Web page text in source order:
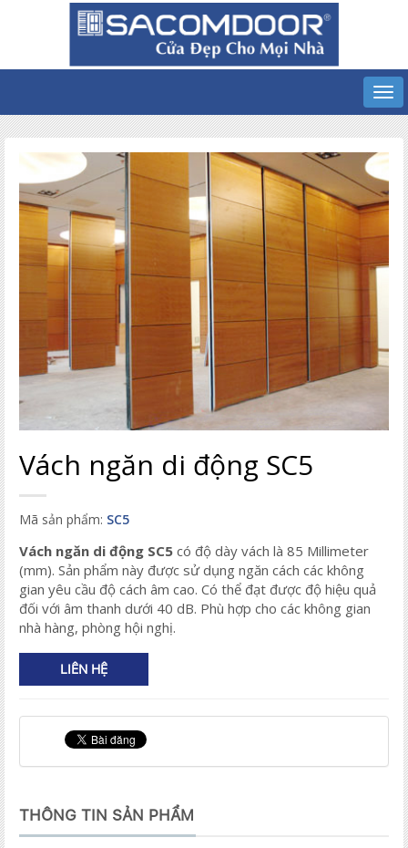
Vách ngăn di động SC5
Mã sản phẩm: SC5
Vách ngăn di động SC5 có độ dày vách là 85 Millimeter
(mm). Sản phẩm này được sử dụng ngăn cách các không
gian yêu cầu độ cách âm cao. Có thể đạt được độ hiệu quả
đối với âm thanh dưới 40 dB. Phù hợp cho các không gian
nhà hàng, phòng hội nghị.
LIÊN HỆ
THÔNG TIN SẢN PHẨM